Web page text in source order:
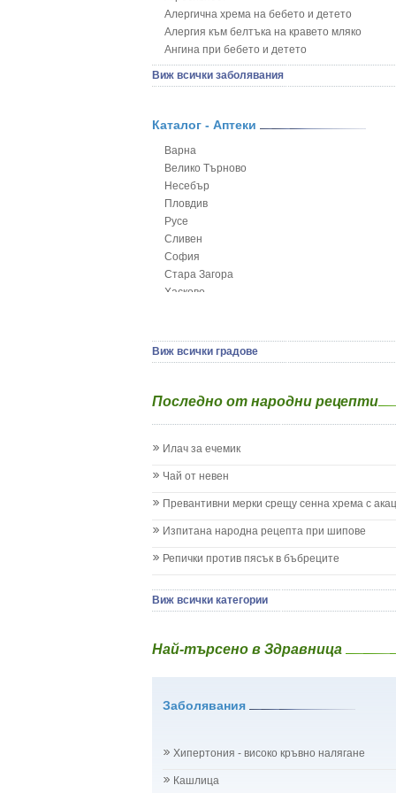
Алергична хрема на бебето и детето
Алергия към белтъка на кравето мляко
Ангина при бебето и детето
Анемия при бебето и детето
Апетит - пълни деца
Безапетитие при бебето и детето
Бронхит и пневмония при деца
Варицела
Висока температура на бебето и детето
Възпаление на ушите на бебето и детето
Глисти
Грижа за пъпа на новороденото
Грип при бебето и детето
Гърч
Детски диабет
Жълтеница
Запек на бебето и детето
Кашлица при бебето и детето
Колики
Менингит
Млечница
Нощно напикаване - енуреза
Плач
Проблеми с очите на бебето и детето
Рубеола
Температура - висока
Виж всички заболявания
Каталог - Аптеки
Варна
Велико Търново
Несебър
Пловдив
Русе
Сливен
София
Стара Загора
Хасково
Виж всички градове
Последно от народни рецепти
Илач за ечемик
Чай от невен
Превантивни мерки срещу сенна хрема с
Изпитана народна рецепта при шипове
Репички против пясък в бъбреците
Виж всички категории
Най-търсено в Здравница
Заболявания
Хипертония - високо кръвно налягане
Кашлица